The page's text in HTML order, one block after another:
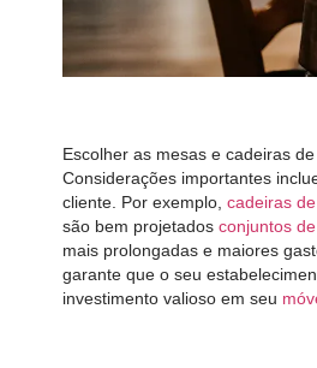
Escolher as mesas e cadeiras
Considerações importantes
cliente. Por exemplo, cadeiras
são bem projetados conjuntos
mais prolongadas e maiores
garante que o seu
investimento valioso em seu